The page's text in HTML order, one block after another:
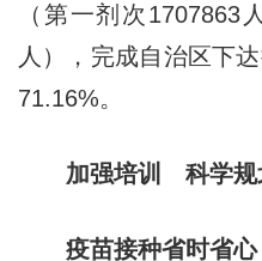
（第一剂次1707863
人），完成自治区下
71.16%。
加强培训 科学规
疫苗接种省时省心